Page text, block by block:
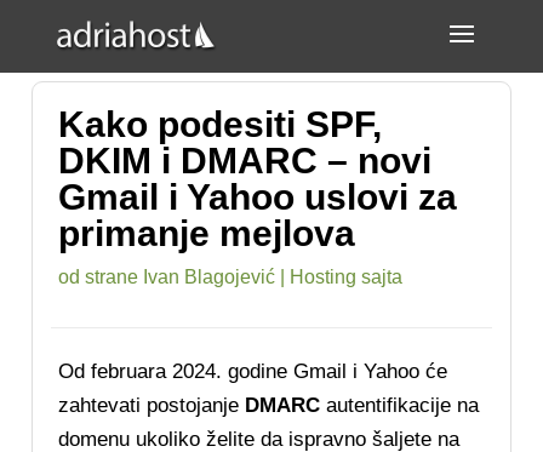
Kako podesiti SPF,
DKIM i DMARC – novi
Gmail i Yahoo uslovi za
primanje mejlova
od strane Ivan Blagojević Hosting sajta
Od februara 2024. godine Gmail i Yahoo će
zahtevati postojanje DMARC autentifikacije na
domenu ukoliko želite da ispravno šaljete na